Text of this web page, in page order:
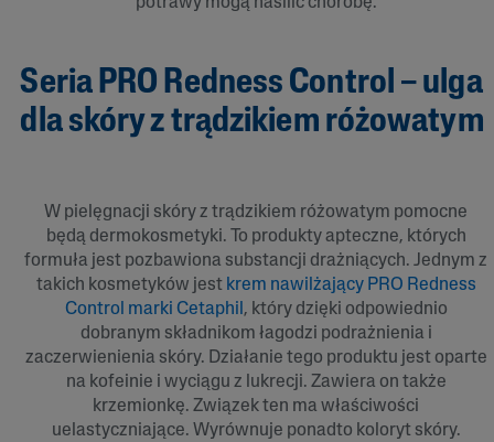
Seria PRO Redness Control – ulga
dla skóry z trądzikiem różowatym
W pielęgnacji skóry z trądzikiem różowatym pomocne
będą dermokosmetyki. To produkty apteczne, których
formuła jest pozbawiona substancji drażniących. Jednym z
takich kosmetyków jest krem nawilżający PRO Redness
Control marki Cetaphil , który dzięki odpowiednio
dobranym składnikom łagodzi podrażnienia i
zaczerwienienia skóry. Działanie tego produktu jest oparte
na kofeinie i wyciągu z lukrecji. Zawiera on także
krzemionkę. Związek ten ma właściwości
uelastyczniające. Wyrównuje ponadto koloryt skóry.